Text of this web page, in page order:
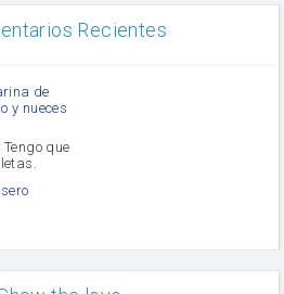
Recientes
de
y nueces
que
fácil y